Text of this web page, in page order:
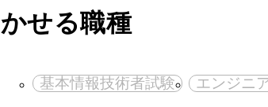
かせる職種
基本情報技術者試験 エンジニ